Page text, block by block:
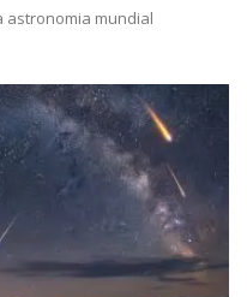
astronomia mundial